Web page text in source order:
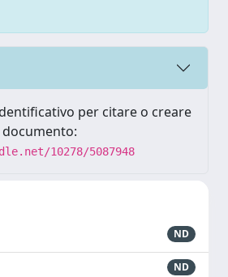
per citare o creare
10278/5087948
ND
ND